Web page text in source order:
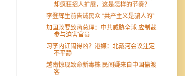
却疯狂招人扩展，这是怎样的节奏？
李登辉生前告诫民众 “共产主义是骗人的”
加国政要致函总理：中共威胁全球 应制裁
参与迫害官员
习李内讧闹得凶？港媒：北戴河会议注定
不平静
越南惊现致命新毒株 民间疑来自中国偷渡
客